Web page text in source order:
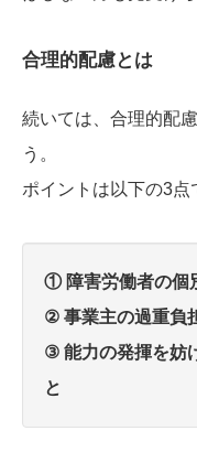
合理的配慮とは
続いては、合理的配
う。
ポイントは以下の3点
① 障害労働者の個
② 事業主の過重負
③ 能力の発揮を妨
と